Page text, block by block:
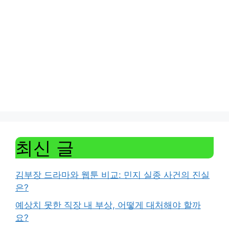
최신 글
김부장 드라마와 웹툰 비교: 민지 실종 사건의 진실
은?
예상치 못한 직장 내 부상, 어떻게 대처해야 할까
요?